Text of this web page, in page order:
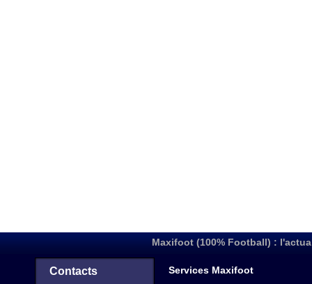
Maxifoot (100% Football) :
Contacts Services Maxifoot